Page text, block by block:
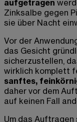
aufgetragen
Zinksalbe gegen
sie über Nacht
Vor der
das Gesicht
sicherzustellen,
wirklich komplett
sanftes,
daher vor dem
auf keinen Fall
Um das Auftragen